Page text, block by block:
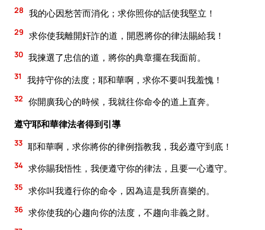
28 我的心因愁苦而消化；求你照你的話使我堅立！
29 求你使我離開奸詐的道，開恩將你的律法賜給我！
30 我揀選了忠信的道，將你的典章擺在我面前。
31 我持守你的法度；耶和華啊，求你不要叫我羞愧！
32 你開廣我心的時候，我就往你命令的道上直奔。
遵守耶和華律法者得到引導
33 耶和華啊，求你將你的律例指教我，我必遵守到底！
34 求你賜我悟性，我便遵守你的律法，且要一心遵守。
35 求你叫我遵行你的命令，因為這是我所喜樂的。
36 求你使我的心趨向你的法度，不趨向非義之財。